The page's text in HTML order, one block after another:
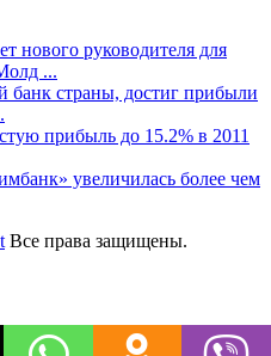
нового руководителя для
...
страны, достиг прибыли
прибыль до 15.2% в 2011
увеличилась более чем
Все права защищены.